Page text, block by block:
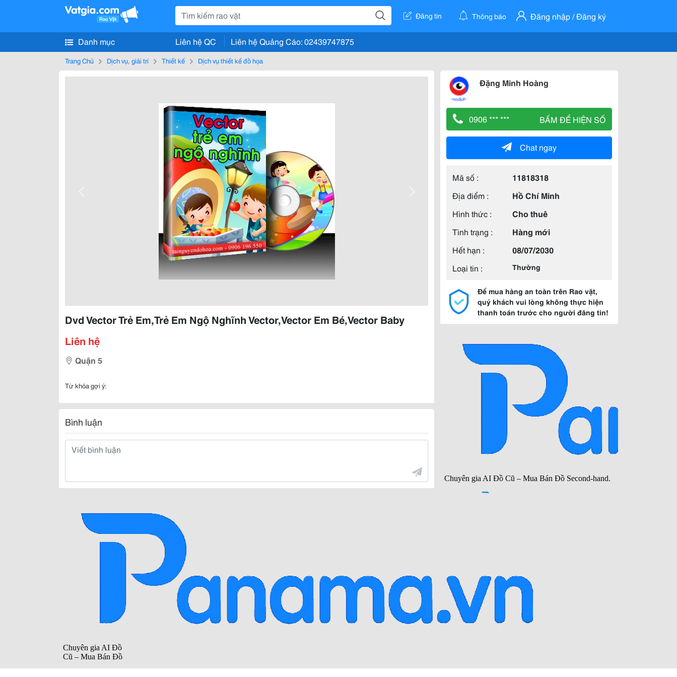
Đăng tin Thông báo Đăng nhập / Đăng ký
Danh mục Liên hệ QC Liên hệ Quảng Cáo: 02439747875
Trang Chủ Dịch vụ, giải trí Thiết kế Dịch vụ thiết kế đồ họa
Dvd Vector Trẻ Em,Trẻ Em Ngộ Nghĩnh Vector,Vector Em Bé,Vector Baby
Liên hệ
Quận 5
Từ khóa gợi ý:
Bình luận
Đặng Minh Hoàng
0906 *** *** BẤM ĐỂ HIỆN SỐ
Chat ngay
Mã số :
11818318
Địa điểm :
Hồ Chí Minh
Hình thức :
Cho thuê
Tình trạng :
Hàng mới
Hết hạn :
08/07/2030
Loại tin :
Thường
Để mua hàng an toàn trên Rao vặt,
quý khách vui lòng không thực hiện
thanh toán trước cho người đăng tin!